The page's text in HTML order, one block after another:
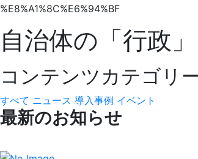
%E8%A1%8C%E6%94%BF
自治体の「行政
コンテンツカテゴリ
すべて ニュース 導入事例 イベント
最新のお知らせ